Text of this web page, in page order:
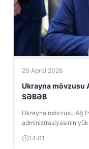
29 Aprel 2026
Ukrayna mövzusu
SƏBƏB
Ukrayna mövzusu Ağ
administrasiyasının
14:01